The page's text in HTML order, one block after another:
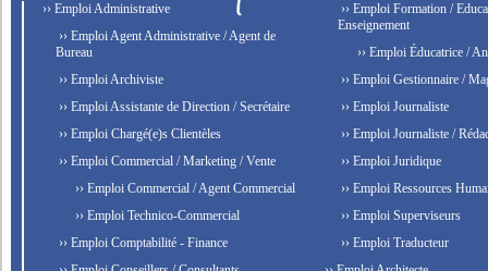
›› Emploi Administrative
›› Emploi Agent Administrative / Agent de
Bureau
›› Emploi Archiviste
›› Emploi Assistante de Direction / Secrétaire
›› Emploi Chargé(e)s Clientèles
›› Emploi Commercial / Marketing / Vente
›› Emploi Commercial / Agent Commercial
›› Emploi Technico-Commercial
›› Emploi Comptabilité - Finance
›› Emploi Formation /
Enseignement
›› Emploi Éducatrice /
›› Emploi Gestionnaire /
›› Emploi Journaliste
›› Emploi Journaliste /
›› Emploi Juridique
›› Emploi Ressources
›› Emploi Superviseurs
›› Emploi Traducteur